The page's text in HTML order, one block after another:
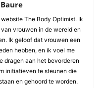
The Body Optimist. Ik
vrouwen in de wereld en
Ik geloof dat vrouwen een
hebben, en ik voel me
dragen aan het bevorderen
initiatieven te steunen die
en gehoord te worden.